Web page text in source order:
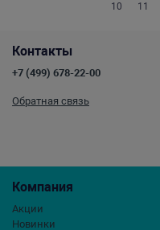
10 11
Компания
Акции
Новинки
Контакты
+7 (499) 678-22-00
Обратная связь